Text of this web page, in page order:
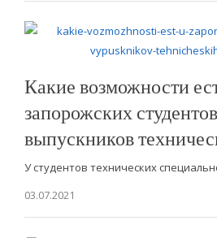
Какие возможности
запорожских
выпускников
У студентов технических
03.07.2021